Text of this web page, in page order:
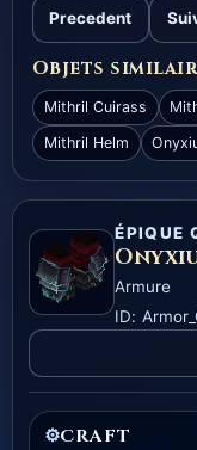
Precedent
Objets
Mithril Cuirass
Mithril Helm
ÉPIQUE
Armure
ID:
⚙CRAFT